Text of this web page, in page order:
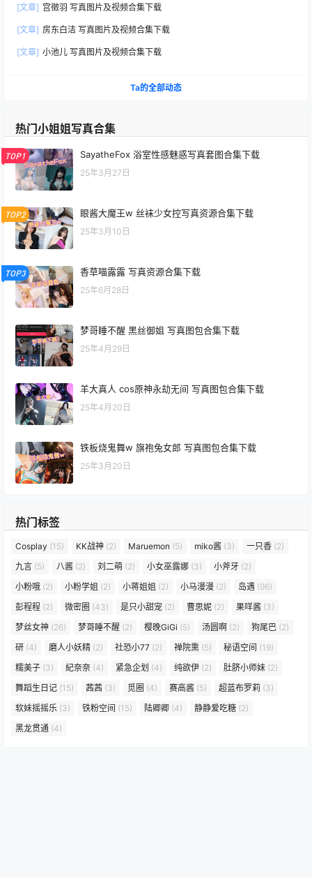
[文章] 宫徵羽 写真图片及视频合集下载
[文章] 房东白洁 写真图片及视频合集下载
[文章] 小池儿 写真图片及视频合集下载
Ta的全部动态
热门小姐姐写真合集
TOP1 SayatheFox 浴室性感魅惑写真套图合集下载
25年3月27日
TOP2 眼酱大魔王w 丝袜少女控写真资源合集下载
25年3月10日
TOP3 香草喵露露 写真资源合集下载
25年6月28日
梦哥睡不醒 黑丝御姐 写真图包合集下载
25年4月29日
羊大真人 cos原神永劫无间 写真图包合集下载
25年4月20日
铁板烧鬼舞w 旗袍兔女郎 写真图包合集下载
25年3月20日
热门标签
Cosplay (15) KK战神 (2) Maruemon (5) miko酱 (3) 一只香 (2)
九言 (5) 八酱 (2) 刘二萌 (2) 小女巫露娜 (3) 小斧牙 (2)
小粉哦 (2) 小粉学姐 (2) 小蒋姐姐 (2) 小马漫漫 (2) 岛遇 (96)
彭程程 (2) 微密圈 (43) 是只小甜宠 (2) 曹思妮 (2) 果咩酱 (3)
梦丝女神 (26) 梦哥睡不醒 (2) 樱晚GiGi (5) 汤圆啊 (2) 狗尾巴 (2)
研 (4) 磨人小妖精 (2) 社恐小77 (2) 禅院熏 (5) 秘语空间 (19)
糯美子 (3) 紀奈奈 (4) 紧急企划 (4) 纯欲伊 (2) 肚脐小师妹 (2)
舞蹈生日记 (15) 茜茜 (3) 觅圈 (4) 赛高酱 (5) 超蓝布罗莉 (3)
软妹摇摇乐 (3) 铁粉空间 (15) 陆卿卿 (4) 静静爱吃糖 (2)
黑龙贯通 (4)